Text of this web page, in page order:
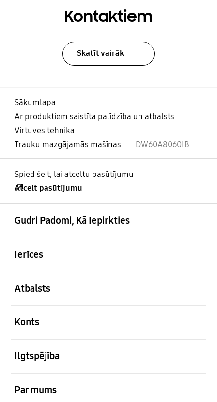
Kontaktiem
Skatīt vairāk
Sākumlapa
Ar produktiem saistīta palīdzība un atbalsts
Virtuves tehnika
Trauku mazgājamās mašīnas
DW60A8060IB
Spied šeit, lai atceltu pasūtījumu
Atcelt pasūtījumu
Gudri Padomi, Kā Iepirkties
Ierīces
Atbalsts
Konts
Ilgtspējība
Par mums